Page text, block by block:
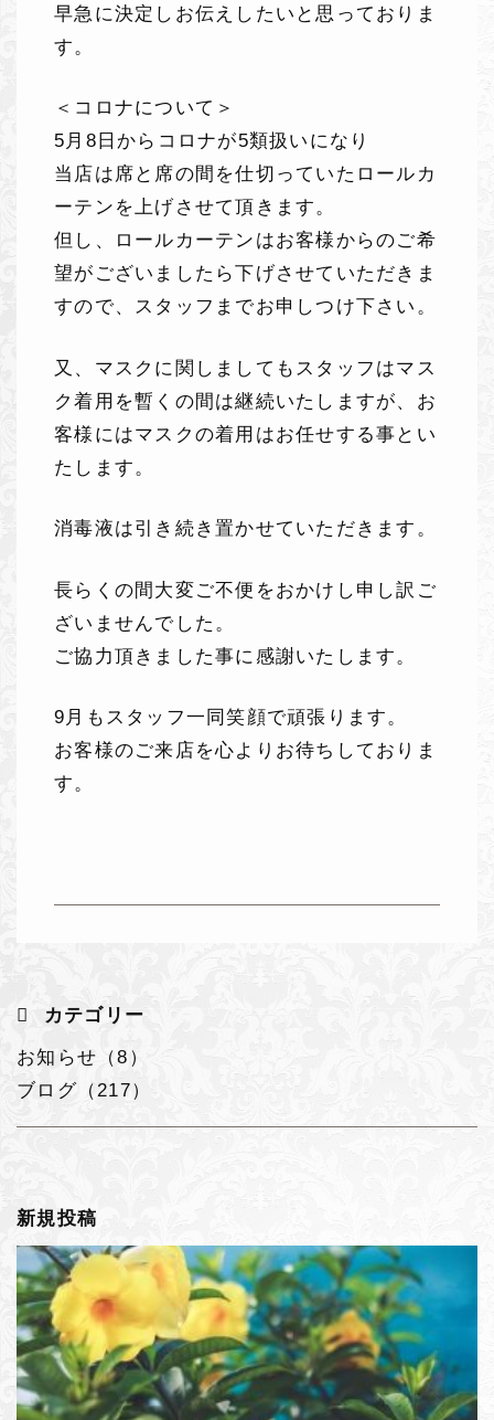
カテゴリー
お知らせ（8）
ブログ（217）
早急に決定しお伝えしたいと思っておりま
す。
＜コロナについて＞
5月8日からコロナが5類扱いになり
当店は席と席の間を仕切っていたロールカ
ーテンを上げさせて頂きます。
但し、ロールカーテンはお客様からのご希
望がございましたら下げさせていただきま
すので、スタッフまでお申しつけ下さい。
又、マスクに関しましてもスタッフはマス
ク着用を暫くの間は継続いたしますが、お
客様にはマスクの着用はお任せする事とい
たします。
消毒液は引き続き置かせていただきます。
長らくの間大変ご不便をおかけし申し訳ご
ざいませんでした。
ご協力頂きました事に感謝いたします。
9月もスタッフ一同笑顔で頑張ります。
お客様のご来店を心よりお待ちしておりま
す。
新規投稿